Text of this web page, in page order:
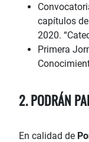
capítulos
2020.
Primera
2. PODRÁN
En calidad de